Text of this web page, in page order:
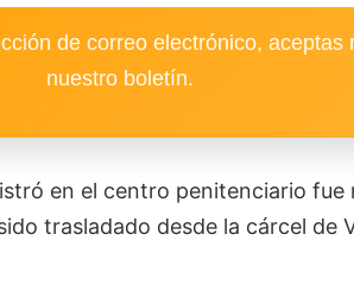
de correo electrónico, aceptas
nuestro boletín.
en el centro penitenciario
trasladado desde la cárcel de